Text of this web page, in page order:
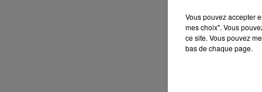
Vous pouvez accepter
mes choix". Vous
ce site. Vous pouvez
bas de chaque page.